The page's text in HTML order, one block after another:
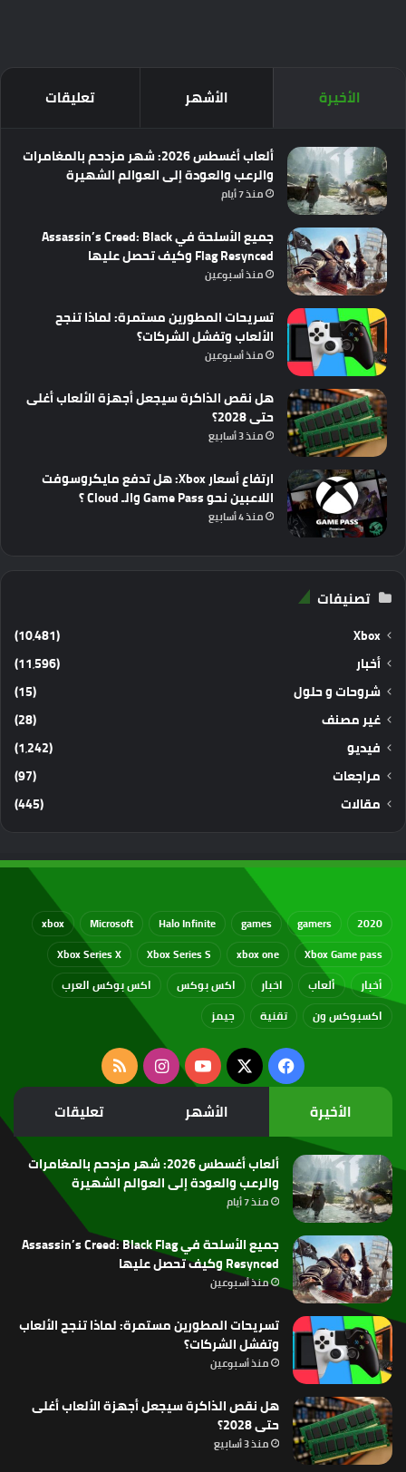
الأخيرة الأشهر تعليقات
ألعاب أغسطس 2026: شهر مزدحم بالمغامرات
والرعب والعودة إلى العوالم الشهيرة
منذ 7 أيام
جميع الأسلحة في Assassin’s Creed: Black
Flag Resynced وكيف تحصل عليها
منذ أسبوعين
تسريحات المطورين مستمرة: لماذا تنجح
الألعاب وتفشل الشركات؟
منذ أسبوعين
هل نقص الذاكرة سيجعل أجهزة الألعاب أغلى
حتى 2028؟
منذ 3 أسابيع
ارتفاع أسعار Xbox: هل تدفع مايكروسوفت
اللاعبين نحو Game Pass والـ Cloud ؟
منذ 4 أسابيع
تصنيفات
Xbox
(10٬481)
أخبار
(11٬596)
شروحات و حلول
(15)
غير مصنف
(28)
فيديو
(1٬242)
مراجعات
(97)
مقالات
(445)
2020
gamers
games
Halo Infinite
Microsoft
xbox
Xbox Game pass
xbox one
Xbox Series S
Xbox Series X
أخبار
ألعاب اخبار اكس بوكس
اكس بوكس العرب
اكسبوكس ون
تقنية جيمز
فيسبوك
‫X
‫YouTubeانستقرامملخص
الموقع
RSS
الأخيرة الأشهر تعليقات
ألعاب أغسطس 2026: شهر مزدحم بالمغامرات
والرعب والعودة إلى العوالم الشهيرة
منذ 7 أيام
جميع الأسلحة في Assassin’s Creed: Black Flag
Resynced وكيف تحصل عليها
منذ أسبوعين
تسريحات المطورين مستمرة: لماذا تنجح الألعاب
وتفشل الشركات؟
منذ أسبوعين
هل نقص الذاكرة سيجعل أجهزة الألعاب أغلى
حتى 2028؟
منذ 3 أسابيع